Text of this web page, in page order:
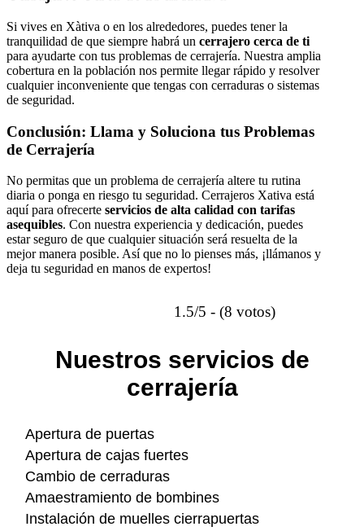
Si vives en Xàtiva o en los alrededores, puedes tener la
tranquilidad de que siempre habrá un cerrajero cerca de ti
para ayudarte con tus problemas de cerrajería. Nuestra amplia
cobertura en la población nos permite llegar rápido y resolver
cualquier inconveniente que tengas con cerraduras o sistemas
de seguridad.
Conclusión: Llama y Soluciona tus Problemas
de Cerrajería
No permitas que un problema de cerrajería altere tu rutina
diaria o ponga en riesgo tu seguridad. Cerrajeros Xativa está
aquí para ofrecerte servicios de alta calidad con tarifas
asequibles. Con nuestra experiencia y dedicación, puedes
estar seguro de que cualquier situación será resuelta de la
mejor manera posible. Así que no lo pienses más, ¡llámanos y
deja tu seguridad en manos de expertos!
1.5/5 - (8 votos)
Nuestros servicios de
cerrajería
Apertura de puertas
Apertura de cajas fuertes
Cambio de cerraduras
Amaestramiento de bombines
Instalación de muelles cierrapuertas